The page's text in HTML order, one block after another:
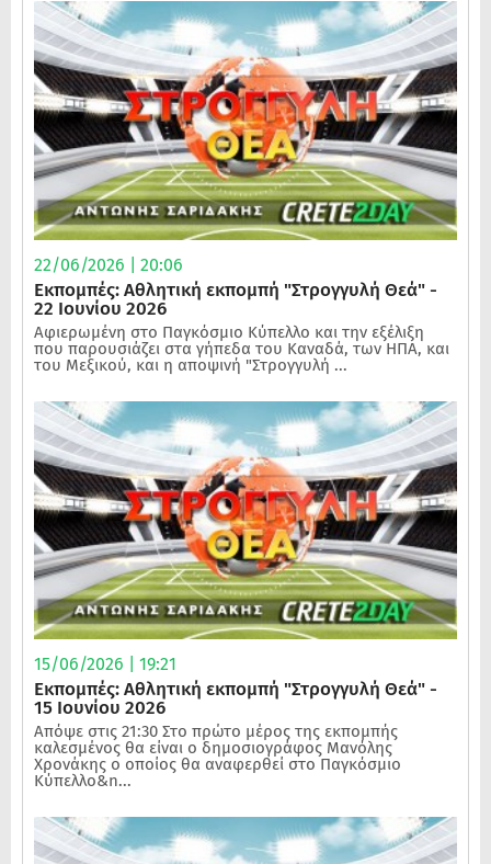
22/06/2026 | 20:06
Εκπομπές: Αθλητική εκπομπή "Στρογγυλή Θεά" -
22 Ιουνίου 2026
Αφιερωμένη στο Παγκόσμιο Κύπελλο και την εξέλιξη
που παρουσιάζει στα γήπεδα του Καναδά, των ΗΠΑ, και
του Μεξικού, και η αποψινή "Στρογγυλή ...
15/06/2026 | 19:21
Εκπομπές: Αθλητική εκπομπή "Στρογγυλή Θεά" -
15 Ιουνίου 2026
Απόψε στις 21:30 Στο πρώτο μέρος της εκπομπής
καλεσμένος θα είναι ο δημοσιογράφος Μανόλης
Χρονάκης ο οποίος θα αναφερθεί στο Παγκόσμιο
Κύπελλο&n...